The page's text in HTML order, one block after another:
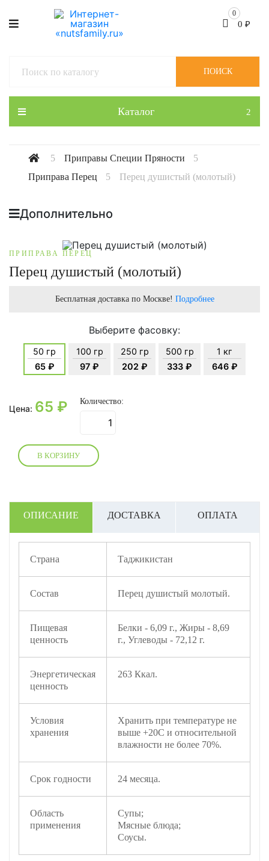
0
0 ₽
Каталог
ПОИСК
Приправы Специи Пряности
Приправа Перец
Перец душистый (молотый)
Дополнительно
ПРИПРАВА ПЕРЕЦ
Перец душистый (молотый)
Бесплатная доставка по Москве! Подробнее
Выберите фасовку:
50 гр
65 ₽
100 гр
97 ₽
250 гр
202 ₽
500 гр
333 ₽
1 кг
646 ₽
Цена: 65 ₽ Количество:
В КОРЗИНУ
ОПИСАНИЕ ДОСТАВКА ОПЛАТА
Страна Таджикистан
Состав Перец душистый молотый.
Пищевая
ценность
Белки - 6,09 г., Жиры - 8,69
г., Углеводы - 72,12 г.
Энергетическая
ценность
263 Ккал.
Условия
хранения
Хранить при температуре не
выше +20С и относительной
влажности не более 70%.
Срок годности 24 месяца.
Область
применения
Супы;
Мясные блюда;
Соусы.